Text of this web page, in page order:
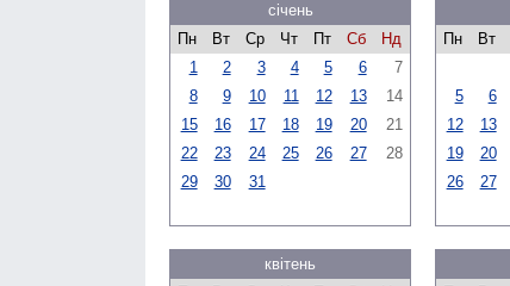
січень
Пн
Вт Ср Чт Пт Сб
Нд
1
2 3 4 5 6
7
8
9 10 11 12 13
14
15
16 17 18 19 20
21
22
23 24 25 26 27
28
29
30 31
Пн
Вт
5
6
12
13
19
20
26
27
квітень